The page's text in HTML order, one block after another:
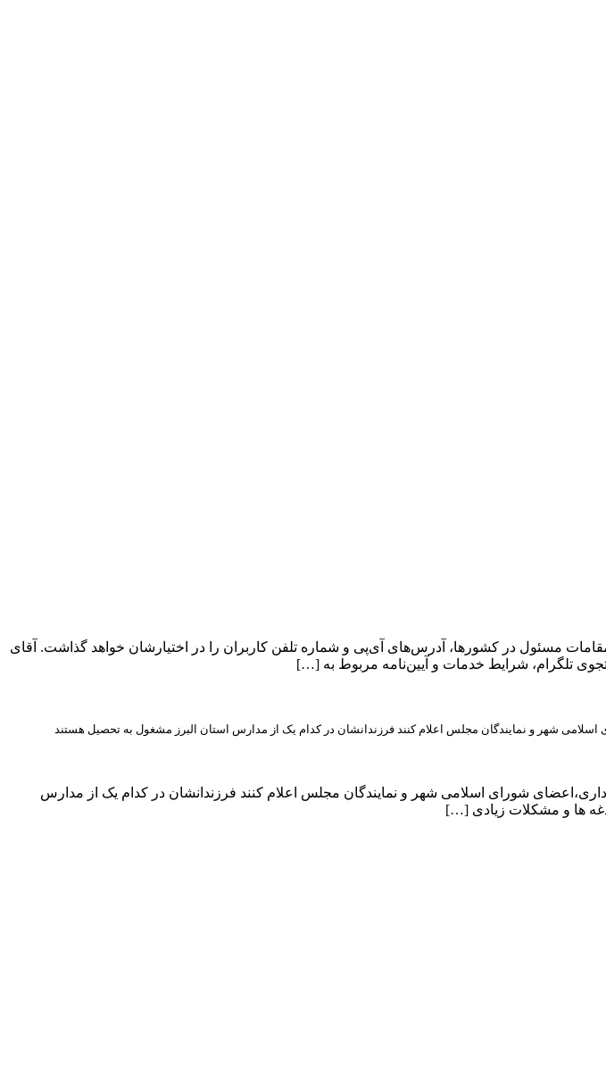
مسئول در کشورها، آدرس‌های آی‌پی و شماره تلفن کاربران را در اختیارشان خواهد گذاشت. آقای
شهر و نمایندگان مجلس اعلام کنند فرزندانشان در کدام یک از مدارس استان البرز مشغول به تحصیل هستند
شورای اسلامی شهر و نمایندگان مجلس اعلام کنند فرزندانشان در کدام یک از مدارس
ها و مشکلات زیادی […]